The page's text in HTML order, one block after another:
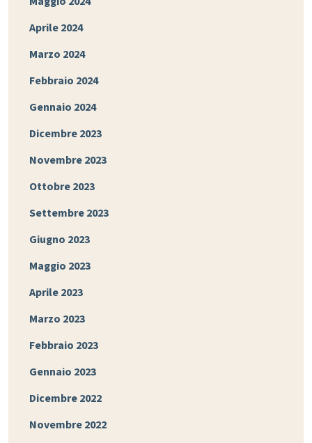
Aprile 2024
Marzo 2024
Febbraio 2024
Gennaio 2024
Dicembre 2023
Novembre 2023
Ottobre 2023
Settembre 2023
Giugno 2023
Maggio 2023
Aprile 2023
Marzo 2023
Febbraio 2023
Gennaio 2023
Dicembre 2022
Novembre 2022